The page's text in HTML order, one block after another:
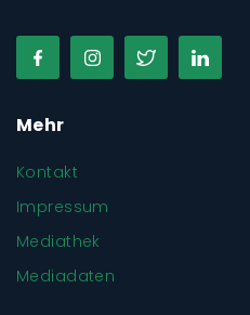
Mehr
Kontakt
Impressum
Mediathek
Mediadaten